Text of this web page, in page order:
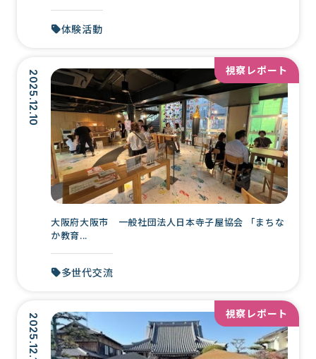
体験活動
2025.12.10 視察レポート
大阪府大阪市 一般社団法人日本寺子屋協会 「まちな
か教育...
多世代交流
2025.12.10 視察レポート